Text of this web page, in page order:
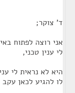
ד' צוקר;
אני רוצה לפתוח
לי ענין טכני,
היא לא נראית לי
לו להגיע לכאן עקב